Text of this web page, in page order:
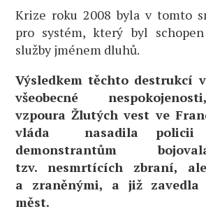
Krize roku 2008 byla v tomto
pro systém, který byl
služby jménem dluhů.
Výsledkem těchto destrukcí
všeobecné
vzpoura Žlutých vest ve
vláda nasadila
demonstrantům
tzv. nesmrtících zbraní,
a zraněnými, a již zavedla
měst.